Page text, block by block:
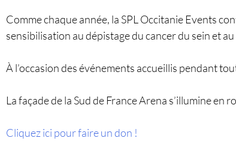
Comme chaque année, la SPL Occitanie Events
sensibilisation au dépistage du cancer du sein et
À l’occasion des événements accueillis pendant
La façade de la Sud de France Arena s’illumine
Cliquez ici pour faire un don !